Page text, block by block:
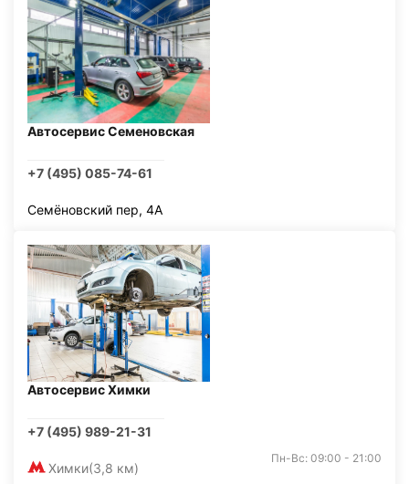
Автосервис Семеновская
+7 (495) 085-74-61
Семёновский пер, 4А
Автосервис Химки
+7 (495) 989-21-31
Химки(3,8 км)
Пн-Вс: 09:00 - 21:00